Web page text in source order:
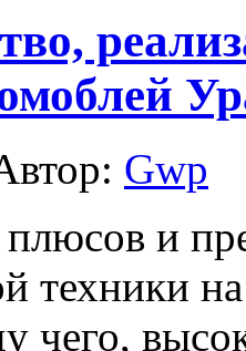
Gwp
и
техники
чего,